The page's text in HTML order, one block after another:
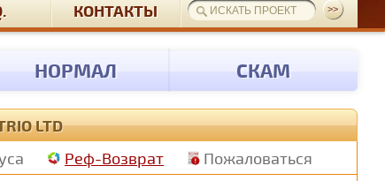
КОНТАКТЫ
НОРМАЛ СКАМ
LTD
Реф-Возврат Пожаловаться